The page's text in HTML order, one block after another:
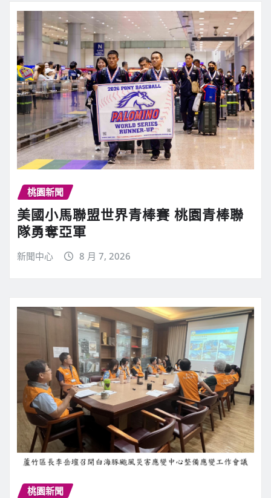
桃園新聞
美國小馬聯盟世界青棒賽 桃園青棒聯
隊勇奪亞軍
新聞中心 8 月 7, 2026
桃園新聞